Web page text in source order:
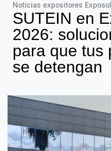
Noticias expositores
SUTEIN en
2026:
para que tus
se detengan